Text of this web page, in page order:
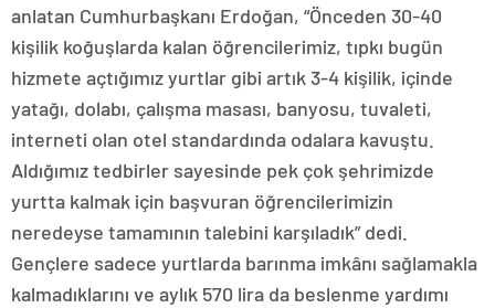
anlatan Cumhurbaşkanı Erdoğan, “Önceden 30-40
kişilik koğuşlarda kalan öğrencilerimiz, tıpkı bugün
hizmete açtığımız yurtlar gibi artık 3-4 kişilik, içinde
yatağı, dolabı, çalışma masası, banyosu, tuvaleti,
interneti olan otel standardında odalara kavuştu.
Aldığımız tedbirler sayesinde pek çok şehrimizde
yurtta kalmak için başvuran öğrencilerimizin
neredeyse tamamının talebini karşıladık” dedi.
Gençlere sadece yurtlarda barınma imkânı sağlamakla
kalmadıklarını ve aylık 570 lira da beslenme yardımı